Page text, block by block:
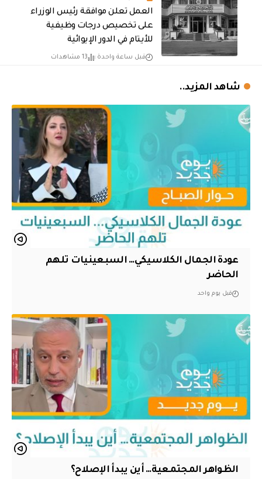
العمل تعلن موافقة رئيس الوزراء
على تخصيص درجات وظيفية
للأيتام في الدور الإيوائية
قبل ساعة واحدة 13 مشاهدات
شاهد المزيد..
عودة الجمال الكلاسيكي… السبعينيات تلهم
الحاضر
قبل يوم واحد
الظواهر المجتمعية… أين يبدأ الإصلاح؟